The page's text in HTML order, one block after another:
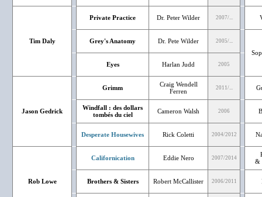
Tim Daly
Private Practice Dr. Peter Wilder 2007/...
Grey's Anatomy Dr. Pete Wilder 2005/...
Eyes
Harlan Judd 2005
Jason Gedrick
Grimm
Craig Wendell
Ferren
2011/...
Windfall : des dollars
tombés du ciel
Cameron Walsh 2006
Desperate Housewives Rick Coletti 2004/2012
Rob Lowe
Californication Eddie Nero 2007/2014
&
Brothers & Sisters Robert McCallister 2006/2011